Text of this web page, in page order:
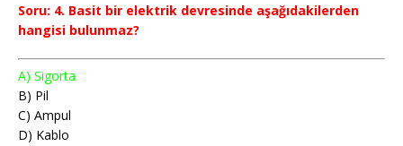
Soru: 4. Basit bir elektrik devresinde aşağıdakilerden
hangisi bulunmaz?
A) Sigorta
B) Pil
C) Ampul
D) Kablo